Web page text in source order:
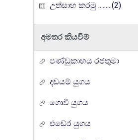
උත්සාහ කරමු .........(2)
අමතර කියවීම්
පණ්ඩුකාභය රජතුමා
දඩයම් යුගය
ගොවි යුගය
එඩේර යුගය